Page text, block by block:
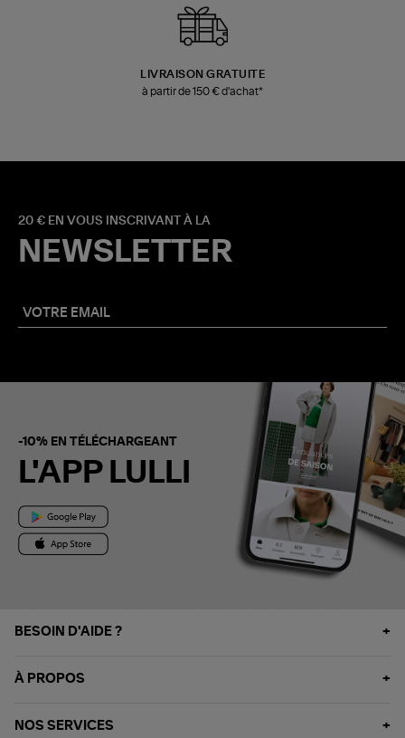
LIVRAISON GRATUITE
à partir de 150 € d'achat*
20 € EN VOUS INSCRIVANT À LA
NEWSLETTER
-10% EN TÉLÉCHARGEANT
L'APP LULLI
BESOIN D'AIDE ?
À PROPOS
NOS SERVICES